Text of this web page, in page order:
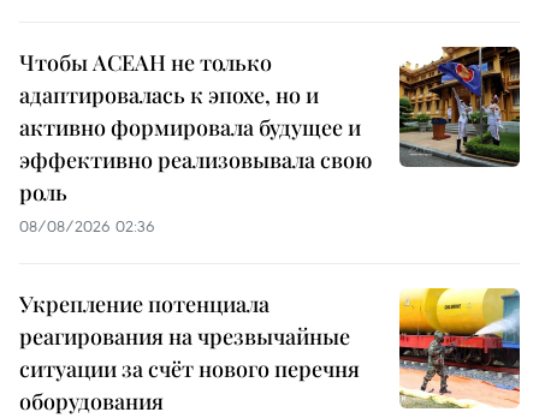
Чтобы АСЕАН не только
адаптировалась к эпохе, но и
активно формировала будущее и
эффективно реализовывала свою
роль
08/08/2026 02:36
Укрепление потенциала
реагирования на чрезвычайные
ситуации за счёт нового перечня
оборудования